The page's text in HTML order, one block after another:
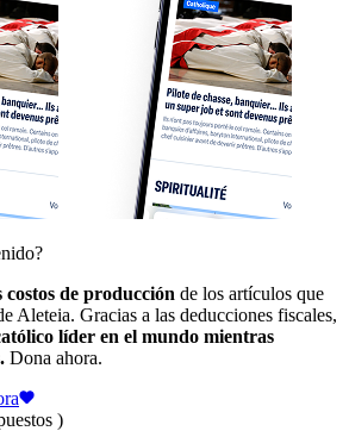
de producción de los artículos que
Aleteia. Gracias a las deducciones fiscales,
líder en el mundo mientras
Dona ahora.
)